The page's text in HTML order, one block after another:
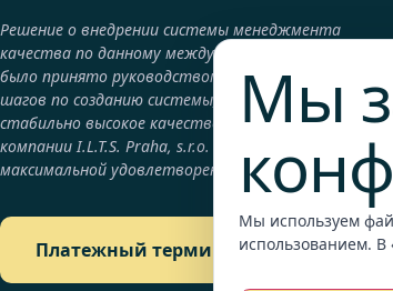
Решение о внедрении системы менеджмента
качества по данному международному стандарту
было принято руководством компании как один из
шагов по созданию системы, гарантирующей
стабильно высокое качество продукции и услуг
компании I.L.T.S. Praha, s.r.o. с целью достижения
максимальной удовлетворенности клиентов..
Платежный терминал
Мы
Мы используем
использованием. В